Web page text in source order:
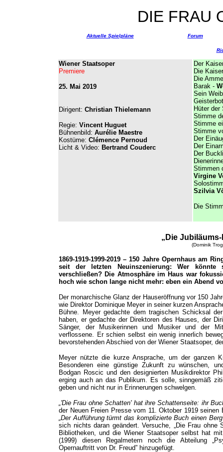
DIE FRAU
Aktuelle Spielpläne Forum
Wiener Staatsoper
Premiere
25. Mai 2019
Dirigent: Christian Thielemann
Regie: Vincent Huguet
Bühnenbild: Aurélie Maestre
Kostüme: Clémence Pernoud
Licht & Video: Bertrand Couderc
Der
Die
Die
Barak -
Sein
Hüter
Stimme
Stimme
Stimme
Der
Der
Der
Stimmen
Virgine
Szilvia
Die
„Die
(Dominik
1869-1919-1999-2019 – 150 Jahre Opernhaus am
seit der letzten Neuinszenierung: Wer könnte
verschließen? Die Atmosphäre im Haus war
hoch wie schon lange nicht mehr: eben ein Abend
Der monarchische Glanz der Hauseröffnung vor 150
wie Direktor Dominique Meyer in seiner kurzen
Bühne. Meyer gedachte dem tragischen Schicksal
haben, er gedachte der Direktoren des Hauses, der
Sänger, der Musikerinnen und Musiker und der
verflossene. Er schien selbst ein wenig innerlich
bevorstehenden Abschied von der Wiener Staatsoper,
Meyer nützte die kurze Ansprache, um der ganzen
Besonderen eine günstige Zukunft zu wünschen,
Bodgan Roscic und den designierten Musikdirektor
erging auch an das Publikum. Es solle, sinngemäß
geben und nicht nur in Erinnerungen schwelgen.
„'Die Frau ohne Schatten' hat ihre Schattenseite: ihr
der Neuen Freien Presse vom 11. Oktober 1919
„Der Aufführung türmt das komplizierte Buch einen
sich nichts daran geändert. Versuche, „Die Frau ohne
Bibliotheken, und die Wiener Staatsoper selbst hat
(1999) diesen Regalmetern noch die Abteilung
Opernauftritt von Dr. Freud” hinzugefügt.